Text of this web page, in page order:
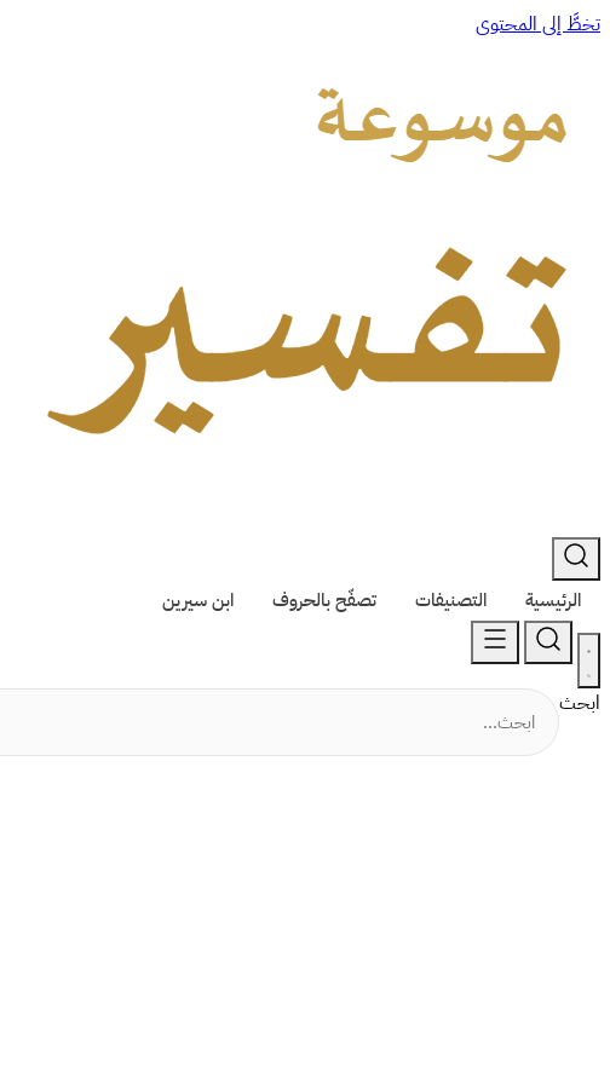
تخطَّ إلى المحتوى
الرئيسية التصنيفات تصفّح بالحروف ابن سيرين
ابحث